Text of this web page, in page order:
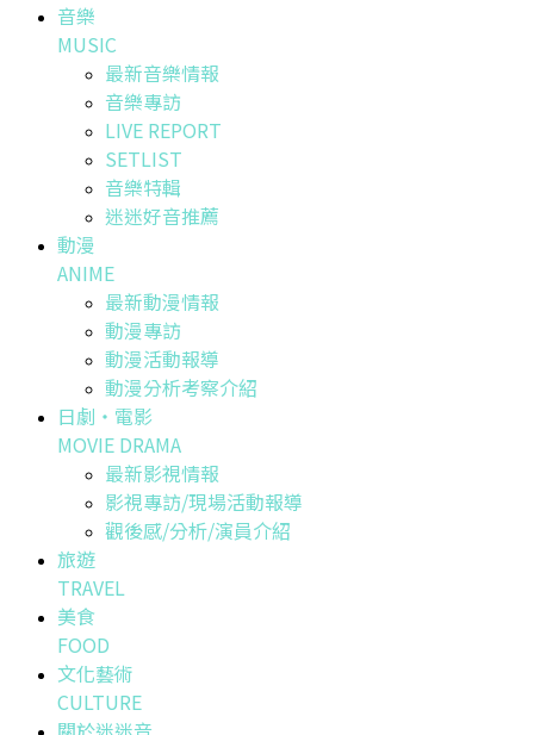
音樂
MUSIC
最新音樂情報
音樂專訪
LIVE REPORT
SETLIST
音樂特輯
迷迷好音推薦
動漫
ANIME
最新動漫情報
動漫專訪
動漫活動報導
動漫分析考察介紹
日劇・電影
MOVIE DRAMA
最新影視情報
影視專訪/現場活動報導
觀後感/分析/演員介紹
旅遊
TRAVEL
美食
FOOD
文化藝術
CULTURE